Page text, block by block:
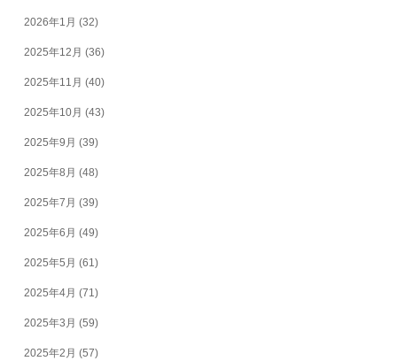
2026年1月 (32)
2025年12月 (36)
2025年11月 (40)
2025年10月 (43)
2025年9月 (39)
2025年8月 (48)
2025年7月 (39)
2025年6月 (49)
2025年5月 (61)
2025年4月 (71)
2025年3月 (59)
2025年2月 (57)